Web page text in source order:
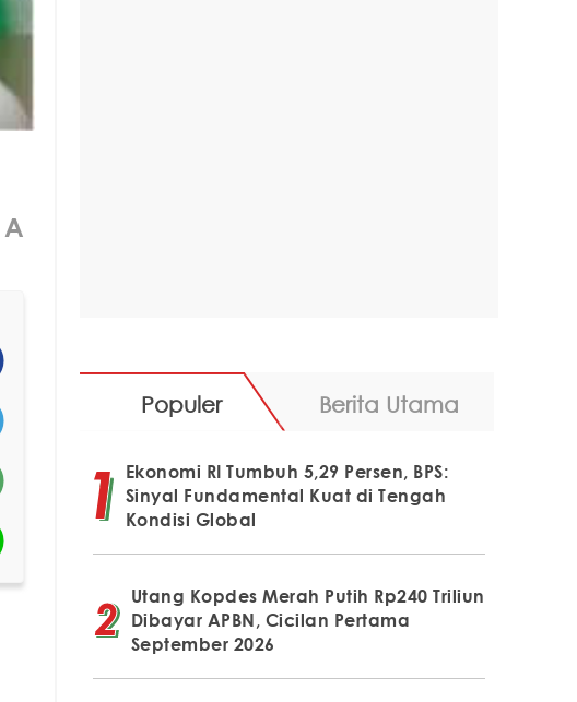
A
Populer Berita Utama
Ekonomi RI Tumbuh 5,29 Persen, BPS:
Sinyal Fundamental Kuat di Tengah
Kondisi Global
Utang Kopdes Merah Putih Rp240 Triliun
Dibayar APBN, Cicilan Pertama
September 2026